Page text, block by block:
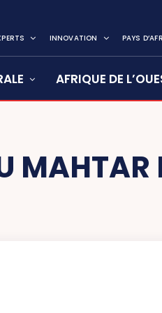
INNOVATION PAYS
AFRIQUE DE
MAHTAR